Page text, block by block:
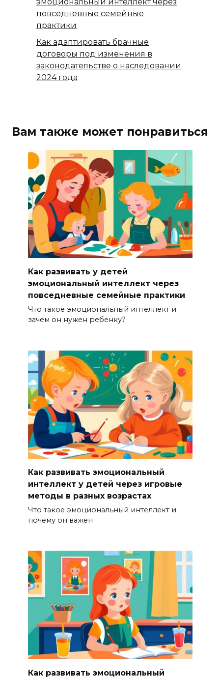
повседневные семейные
практики
Как адаптировать брачные
договоры под изменения в
законодательстве о наследовании
2024 года
Вам также может понравиться
Как развивать у детей
эмоциональный интеллект через
повседневные семейные практики
Что такое эмоциональный интеллект и
зачем он нужен ребёнку?
Как развивать эмоциональный
интеллект у детей через игровые
методы в разных возрастах
Что такое эмоциональный интеллект и
почему он важен
Как развивать эмоциональный